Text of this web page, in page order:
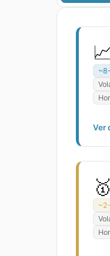
📈
Ver
🥇